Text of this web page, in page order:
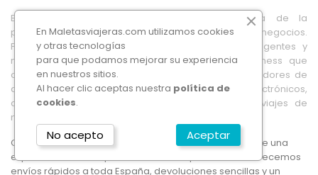
En MaletasViajeras, entendemos la importancia de la
presentación y la organización en el mundo de los negocios.
Por eso, ofrecemos portatrajes con diseños inteligentes y
materiales duraderos, así como accesorios business que
combinan elegancia y practicidad. Desde organizadores de
documentos hasta estuches para dispositivos electrónicos,
cada accesorio está diseñado para facilitar tus viajes de
negocios y mejorar tu eficiencia.
Compra con confianza en MaletasViajeras y disfruta de una
experiencia de compra online sin complicaciones. Ofrecemos
envíos rápidos a toda España, devoluciones sencillas y un
En Maletasviajeras.com utilizamos cookies
y otras tecnologías
para que podamos mejorar su experiencia
en nuestros sitios.
Al hacer clic aceptas nuestra política de
cookies.
Aceptar
No acepto